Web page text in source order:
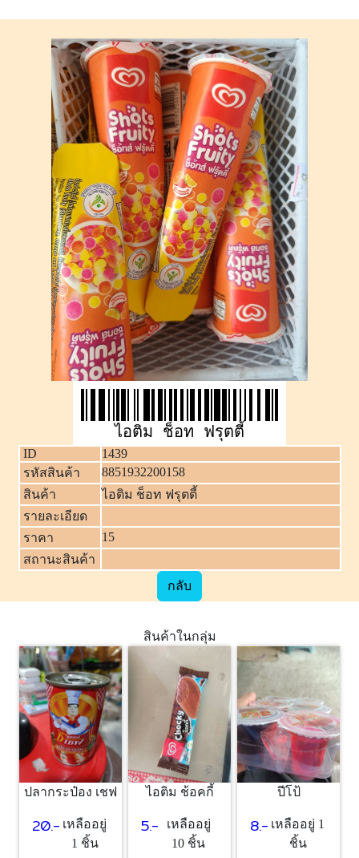
ไอติม ช็อท ฟรุตตี้
ID
1439
รหัสสินค้า
8851932200158
สินค้า
ไอติม ช็อท ฟรุตตี้
รายละเอียด
ราคา
15
สถานะสินค้า
กลับ
สินค้าในกลุ่ม
ปลากระป๋อง เชฟ
20.- เหลืออยู่
1 ชิ้น
ไอติม ช้อคกี้
5.-
เหลืออยู่
10 ชิ้น
ปีโป้
8.- เหลืออยู่ 1
ชิ้น